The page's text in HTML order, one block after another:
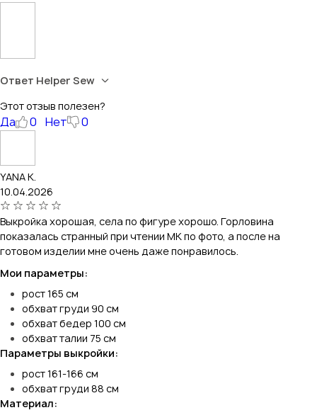
Ответ Helper Sew
Этот отзыв полезен?
Да 0 Нет 0
YANA K.
10.04.2026
Выкройка хорошая, села по фигуре хорошо. Горловина
показалась странный при чтении МК по фото, а после на
готовом изделии мне очень даже понравилось.
Мои параметры:
рост 165 см
обхват груди 90 см
обхват бедер 100 см
обхват талии 75 см
Параметры выкройки:
рост 161-166 см
обхват груди 88 см
Материал: